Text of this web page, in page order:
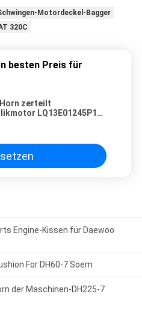
Motordeckel-Bagger
320C
besten Preis für
zerteilt
LQ13E01245P1
Engine-Kissen für Daewoo
For DH60-7 Soem
der Maschinen-DH225-7